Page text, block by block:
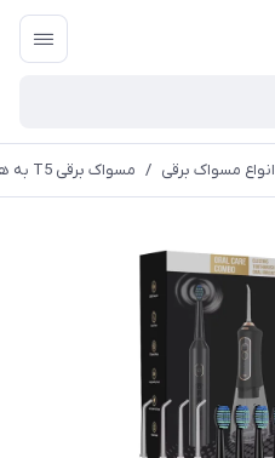
انواع مسواک برقی / مسواک برقی T5 به همراه واترجت F6 پمپ کمبو